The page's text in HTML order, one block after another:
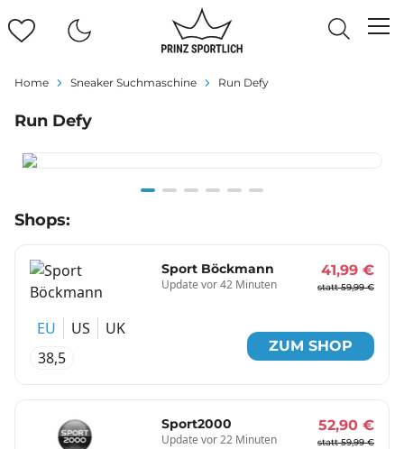
Home Sneaker Suchmaschine Run Defy
Run Defy
1
Shops:
Sport Böckmann
Update vor 42 Minuten
41,99 €
statt 59,99 €
EU US
UK
38,5
ZUM SHOP
Sport2000
Update vor 22 Minuten
52,90 €
statt 59,99 €